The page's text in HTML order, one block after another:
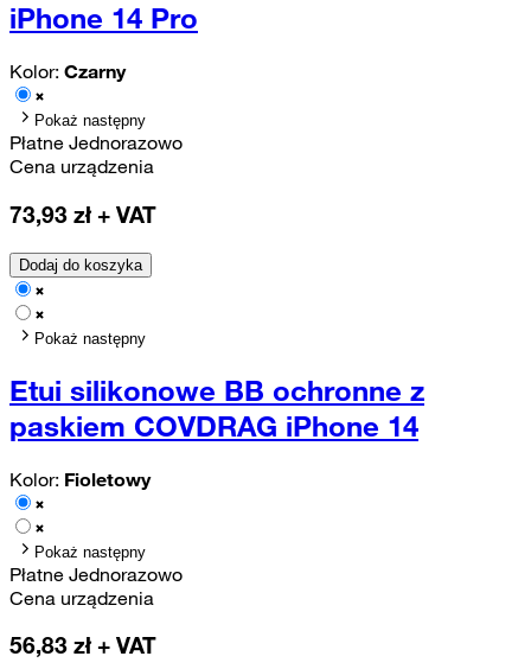
iPhone 14 Pro
Kolor: Czarny
Pokaż następny
Płatne Jednorazowo
Cena urządzenia
73,93 zł + VAT
Dodaj do koszyka
Pokaż następny
Etui silikonowe BB ochronne z
paskiem COVDRAG iPhone 14
Kolor: Fioletowy
Pokaż następny
Płatne Jednorazowo
Cena urządzenia
56,83 zł + VAT